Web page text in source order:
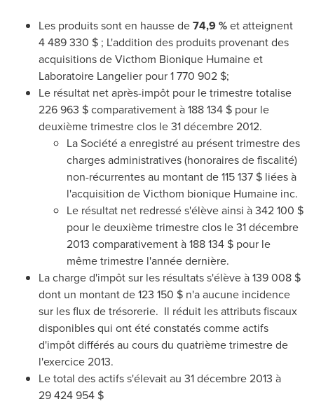
Les produits sont en hausse de74,9 %et atteignent
4 489 330 $ ; L'addition des produits provenant des
acquisitions de Victhom Bionique Humaine et
Laboratoire Langelier pour 1 770 902 $;
Le résultat net après-impôt pour le trimestre totalise
226 963 $ comparativement à 188 134 $ pour le
deuxième trimestre clos le 31 décembre 2012.
La Société a enregistré au présent trimestre des
charges administratives (honoraires de fiscalité)
non-récurrentes au montant de 115 137 $ liées à
l'acquisition de Victhom bionique Humaine inc.
Le résultat net redressé s'élève ainsi à 342 100 $
pour le deuxième trimestre clos le 31 décembre
2013 comparativement à 188 134 $ pour le
même trimestre l'année dernière.
La charge d'impôt sur les résultats s'élève à 139 008 $
dont un montant de 123 150 $ n'a aucune incidence
sur les flux de trésorerie. Il réduit les attributs fiscaux
disponibles qui ont été constatés comme actifs
d'impôt différés au cours du quatrième trimestre de
l'exercice 2013.
Le total des actifs s'élevait au 31 décembre 2013 à
29 424 954 $